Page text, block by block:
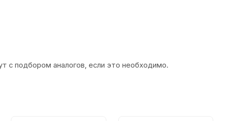
с подбором аналогов, если это необходимо.